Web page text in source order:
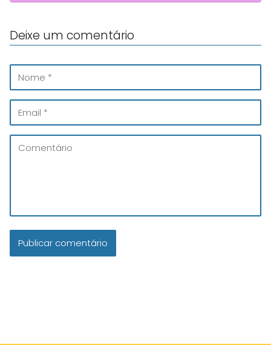
Deixe um comentário